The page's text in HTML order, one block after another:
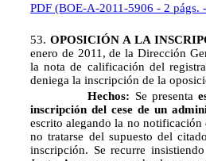
PDF (BOE-A-2011-5906 - 2 págs.
53. OPOSICIÓN A LA
enero de 2011, de la Dirección
la nota de calificación del
deniega la inscripción de la
Hechos: Se presenta
inscripción del cese de un
escrito alegando la no
no tratarse del supuesto del
inscripción. Se recurre